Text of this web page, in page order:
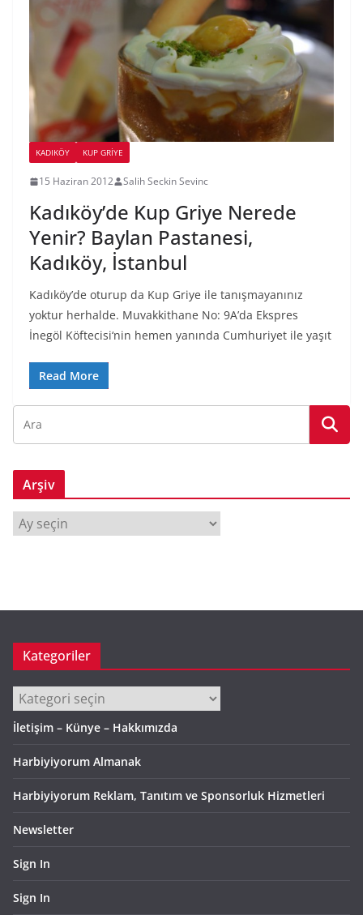
KADIKÖY KUP GRIYE
15 Haziran 2012 Salih Seckin Sevinc
Kadıköy’de Kup Griye Nerede
Yenir? Baylan Pastanesi,
Kadıköy, İstanbul
Kadıköy’de oturup da Kup Griye ile tanışmayanınız
yoktur herhalde. Muvakkithane No: 9A’da Ekspres
İnegöl Köftecisi‘nin hemen yanında Cumhuriyet ile yaşıt
Read More
Arşiv
r
Kategoriler
Kategoriler
İletişim – Künye – Hakkımızda
Harbiyiyorum Almanak
Harbiyiyorum Reklam, Tanıtım ve Sponsorluk Hizmetleri
Newsletter
Sign In
Sign In